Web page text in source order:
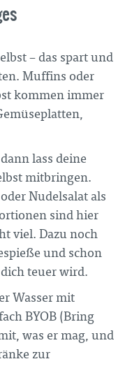
– das spart und
Muffins oder
kommen immer
lass deine
mitbringen.
Nudelsalat als
sind hier
viel. Dazu noch
und schon
teuer wird.
Wasser mit
BYOB (Bring
was er mag, und
zur